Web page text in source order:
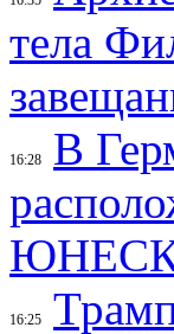
тела
16:28
В
16:25